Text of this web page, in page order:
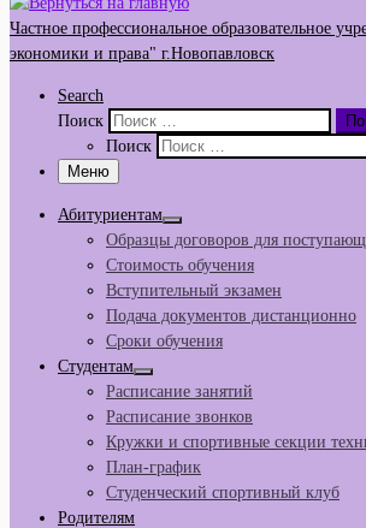
Частное профессиональное образовательное
экономики и права" г.Новопавловск
Search
Поиск
Поиск
Меню
Абитуриентам
Образцы договоров для
Стоимость обучения
Вступительный экзамен
Подача документов дистанционно
Сроки обучения
Студентам
Расписание занятий
Расписание звонков
Кружки и спортивные секции
План-график
Студенческий спортивный клуб
Родителям